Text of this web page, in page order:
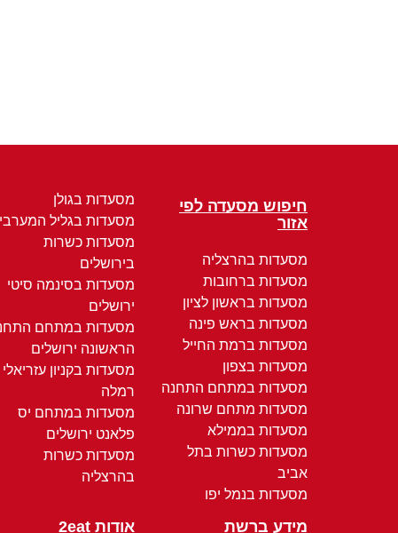
חיפוש מסעדה לפי
אזור
מסעדות בהרצליה
מסעדות ברחובות
מסעדות בראשון לציון
מסעדות בראש פינה
מסעדות ברמת החייל
מסעדות בצפון
מסעדות במתחם התחנה
מסעדות מתחם שרונה
מסעדות בממילא
מסעדות כשרות בתל
אביב
מסעדות בנמל יפו
מסעדות בגולן
מסעדות בגליל המערבי
מסעדות כשרות
בירושלים
מסעדות בסינמה סיטי
ירושלים
מסעדות במתחם
הראשונה ירושלים
מסעדות בקניון עזריאלי
רמלה
מסעדות במתחם יס
פלאנט ירושלים
מסעדות כשרות
בהרצליה
מידע ברשת אודות 2eat